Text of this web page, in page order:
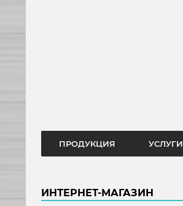
ПРОДУКЦИЯ УСЛУГИ
ИНТЕРНЕТ-МАГАЗИН